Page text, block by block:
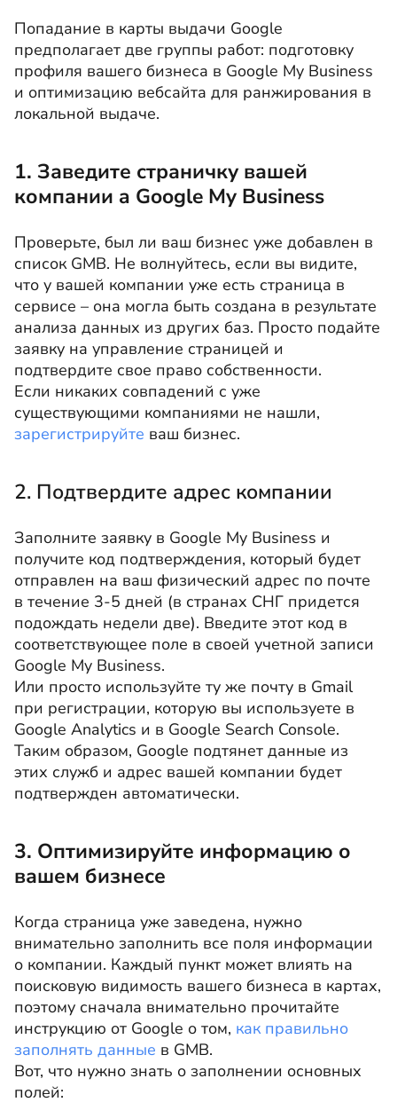
Попадание в карты выдачи Google
предполагает две группы работ: подготовку
профиля вашего бизнеса в Google My Business
и оптимизацию вебсайта для ранжирования в
локальной выдаче.
1. Заведите страничку вашей
компании a Google My Business
Проверьте, был ли ваш бизнес уже добавлен в
список GMB. Не волнуйтесь, если вы видите,
что у вашей компании уже есть страница в
сервисе – она могла быть создана в результате
анализа данных из других баз. Просто подайте
заявку на управление страницей и
подтвердите свое право собственности.
Если никаких совпадений с уже
существующими компаниями не нашли,
зарегистрируйте ваш бизнес.
2. Подтвердите адрес компании
Заполните заявку в Google My Business и
получите код подтверждения, который будет
отправлен на ваш физический адрес по почте
в течение 3-5 дней (в странах СНГ придется
подождать недели две). Введите этот код в
соответствующее поле в своей учетной записи
Google My Business.
Или просто используйте ту же почту в Gmail
при регистрации, которую вы используете в
Google Analytics и в Google Search Console.
Таким образом, Google подтянет данные из
этих служб и адрес вашей компании будет
подтвержден автоматически.
3. Оптимизируйте информацию о
вашем бизнесе
Когда страница уже заведена, нужно
внимательно заполнить все поля информации
о компании. Каждый пункт может влиять на
поисковую видимость вашего бизнеса в картах,
поэтому сначала внимательно прочитайте
инструкцию от Google о том, как правильно
заполнять данные в GMB.
Вот, что нужно знать о заполнении основных
полей: